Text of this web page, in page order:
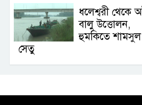
ধলেশ্বরী থেকে
বালু উত্তোলন,
হুমকিতে
সেতু